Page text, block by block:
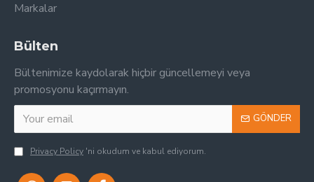
Markalar
Bülten
Bültenimize kaydolarak hiçbir güncellemeyi veya
promosyonu kaçırmayın.
GÖNDER
Privacy Policy 'ni okudum ve kabul ediyorum.